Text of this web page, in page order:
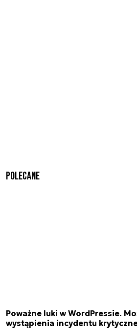
Polecane
Poważne luki w WordPressie.
wystąpienia incydentu